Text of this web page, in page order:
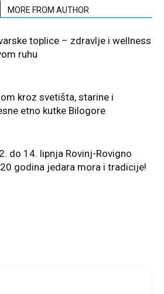
MORE FROM AUTHOR
toplice – zdravlje i wellness
ruhu
kroz svetišta, starine i
etno kutke Bilogore
do 14. lipnja Rovinj-Rovigno
godina jedara mora i tradicije!